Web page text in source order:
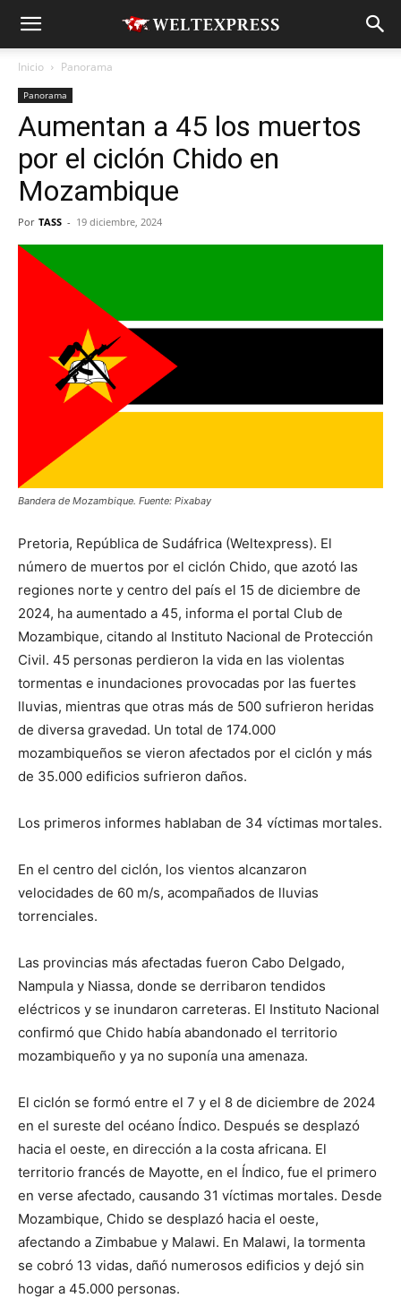
Inicio Panorama
Panorama
Aumentan a 45 los muertos
por el ciclón Chido en
Mozambique
Por TASS - 19 diciembre, 2024
Bandera de Mozambique. Fuente: Pixabay
Pretoria, República de Sudáfrica (Weltexpress). El
número de muertos por el ciclón Chido, que azotó las
regiones norte y centro del país el 15 de diciembre de
2024, ha aumentado a 45, informa el portal Club de
Mozambique, citando al Instituto Nacional de Protección
Civil. 45 personas perdieron la vida en las violentas
tormentas e inundaciones provocadas por las fuertes
lluvias, mientras que otras más de 500 sufrieron heridas
de diversa gravedad. Un total de 174.000
mozambiqueños se vieron afectados por el ciclón y más
de 35.000 edificios sufrieron daños.
Los primeros informes hablaban de 34 víctimas mortales.
En el centro del ciclón, los vientos alcanzaron
velocidades de 60 m/s, acompañados de lluvias
torrenciales.
Las provincias más afectadas fueron Cabo Delgado,
Nampula y Niassa, donde se derribaron tendidos
eléctricos y se inundaron carreteras. El Instituto Nacional
confirmó que Chido había abandonado el territorio
mozambiqueño y ya no suponía una amenaza.
El ciclón se formó entre el 7 y el 8 de diciembre de 2024
en el sureste del océano Índico. Después se desplazó
hacia el oeste, en dirección a la costa africana. El
territorio francés de Mayotte, en el Índico, fue el primero
en verse afectado, causando 31 víctimas mortales. Desde
Mozambique, Chido se desplazó hacia el oeste,
afectando a Zimbabue y Malawi. En Malawi, la tormenta
se cobró 13 vidas, dañó numerosos edificios y dejó sin
hogar a 45.000 personas.